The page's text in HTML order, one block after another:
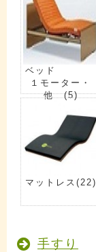
ベッド
１モーター・
他(5)
マットレス (22)
手すり